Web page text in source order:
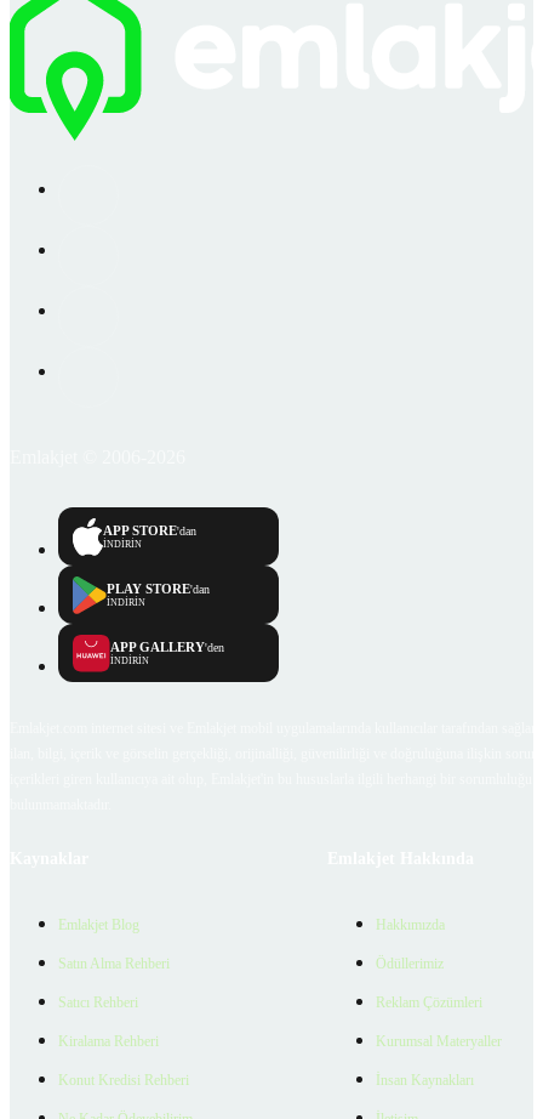
APP STORE'dan
İNDİRİN
PLAY STORE'dan
İNDİRİN
APP GALLERY'den
İNDİRİN
Emlakjet Blog
Satın Alma Rehberi
Satıcı Rehberi
Kiralama Rehberi
Konut Kredisi Rehberi
Hakkımızda
Ödüllerimiz
Reklam Çözümleri
Kurumsal Materyaller
İnsan Kaynakları